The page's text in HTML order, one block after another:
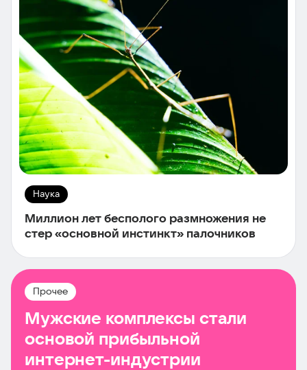
Наука
Миллион лет бесполого размножения не
стер «основной инстинкт» палочников
Прочее
Мужские комплексы стали
основой прибыльной
интернет-индустрии